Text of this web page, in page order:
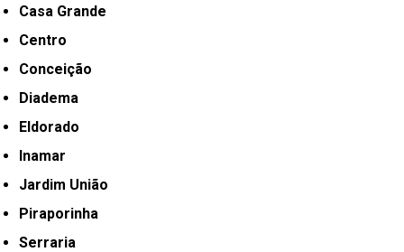
Casa Grande
Centro
Conceição
Diadema
Eldorado
Inamar
Jardim União
Piraporinha
Serraria